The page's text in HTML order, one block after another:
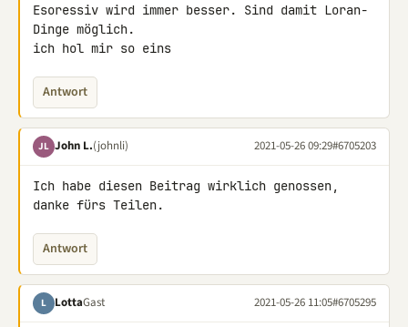
Esoressiv wird immer besser. Sind damit Loran-
Dinge möglich.
ich hol mir so eins
Antwort
JL John L.(johnli) 2021-05-26 09:29#6705203
Ich habe diesen Beitrag wirklich genossen,
danke fürs Teilen.
Antwort
L LottaGast 2021-05-26 11:05#6705295